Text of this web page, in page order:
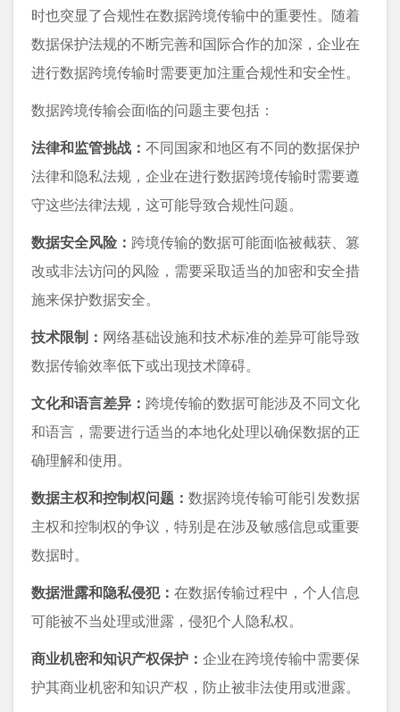
时也突显了合规性在数据跨境传输中的重要性。随着
数据保护法规的不断完善和国际合作的加深，企业在
进行数据跨境传输时需要更加注重合规性和安全性。
数据跨境传输会面临的问题主要包括：
法律和监管挑战： 不同国家和地区有不同的数据保护
法律和隐私法规，企业在进行数据跨境传输时需要遵
守这些法律法规，这可能导致合规性问题。
数据安全风险： 跨境传输的数据可能面临被截获、篡
改或非法访问的风险，需要采取适当的加密和安全措
施来保护数据安全。
技术限制： 网络基础设施和技术标准的差异可能导致
数据传输效率低下或出现技术障碍。
文化和语言差异： 跨境传输的数据可能涉及不同文化
和语言，需要进行适当的本地化处理以确保数据的正
确理解和使用。
数据主权和控制权问题： 数据跨境传输可能引发数据
主权和控制权的争议，特别是在涉及敏感信息或重要
数据时。
数据泄露和隐私侵犯： 在数据传输过程中，个人信息
可能被不当处理或泄露，侵犯个人隐私权。
商业机密和知识产权保护： 企业在跨境传输中需要保
护其商业机密和知识产权，防止被非法使用或泄露。